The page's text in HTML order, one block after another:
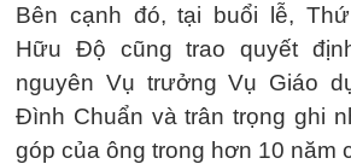
Bên cạnh đó, tại buổi lễ,
Hữu Độ cũng trao quyết
nguyên Vụ trưởng Vụ Giáo
Đình Chuẩn và trân trọng ghi
góp của ông trong hơn 10 năm